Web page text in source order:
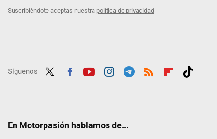
Suscribiéndote aceptas nuestra política de privacidad
Síguenos
En Motorpasión hablamos de...